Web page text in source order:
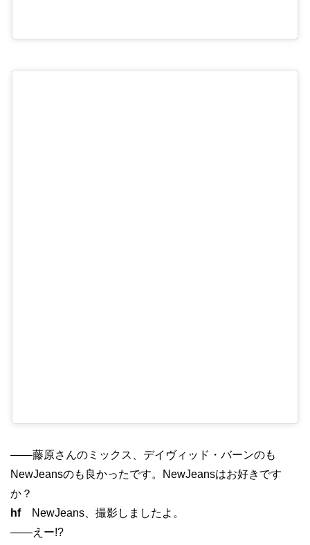
——藤原さんのミックス、デイヴィッド・バーンのも
NewJeansのも良かったです。NewJeansはお好きです
か？
hfNewJeans、撮影しましたよ。
——えー!?